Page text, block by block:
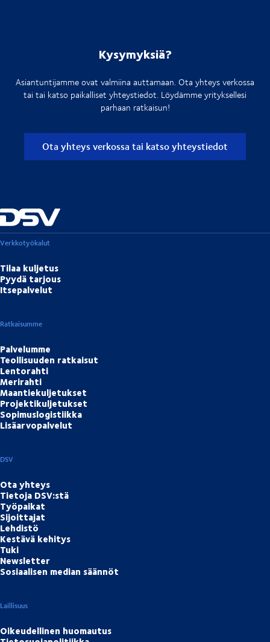
Kysymyksiä?
Asiantuntijamme ovat valmiina auttamaan. Ota yhteys verkossa
tai tai katso paikalliset yhteystiedot. Löydämme yrityksellesi
parhaan ratkaisun!
Ota yhteys verkossa tai katso yhteystiedot
Verkkotyökalut
Tilaa kuljetus
Pyydä tarjous
Itsepalvelut
Ratkaisumme
Palvelumme
Teollisuuden ratkaisut
Lentorahti
Merirahti
Maantiekuljetukset
Projektikuljetukset
Sopimuslogistiikka
Lisäarvopalvelut
DSV
Ota yhteys
Tietoja DSV:stä
Työpaikat
Sijoittajat
Lehdistö
Kestävä kehitys
Tuki
Newsletter
Sosiaalisen median säännöt
Laillisuus
Oikeudellinen huomautus